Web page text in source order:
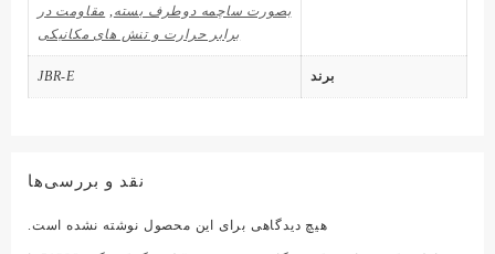
بصورت ساچمه دوطرف بسته
مقاومت در
برابر حرارت و تنش های مکانیکی
برند JBR-E
نقد و بررسی‌ها
هیچ دیدگاهی برای این محصول نوشته نشده است.